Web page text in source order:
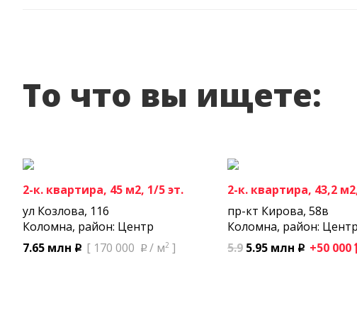
То что вы ищете:
2-к. квартира, 45 м2, 1/5 эт.
ул Козлова, 116
Коломна, район: Центр
7.65 млн p [ 170 000 p / м2 ]
2-к. квартира, 43,2
пр-кт Кирова, 58в
Коломна, район: Центр
5.9 5.95 млн p +50 000